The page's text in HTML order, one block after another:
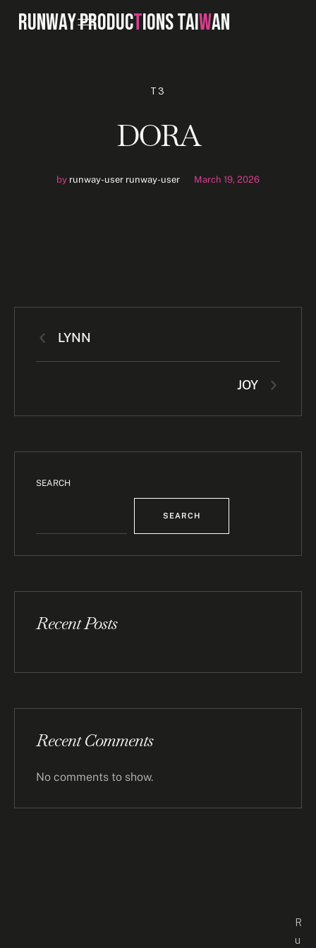
RUNWAY PRODUCTIONS TAIWAN
T3
DORA
by runway-user runway-user March 19, 2026
LYNN
JOY
SEARCH
SEARCH
Recent Posts
Recent Comments
No comments to show.
R
u